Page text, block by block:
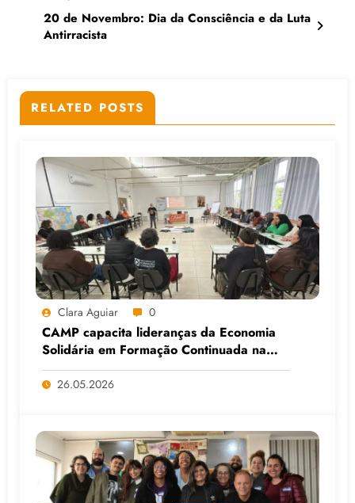
20 de Novembro: Dia da Consciência e da Luta
Antirracista
RELATED POSTS
Clara Aguiar 0
CAMP capacita lideranças da Economia
Solidária em Formação Continuada na
Faculdade do Assentamento do MST, em
Viamão (RS)
26.05.2026